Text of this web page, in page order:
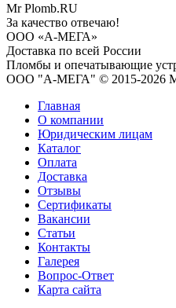
MrPlomb.RU
За качество отвечаю!
ООО «А-МЕГА»
Доставка по всей России
Пломбы и опечатывающие
ООО "А-МЕГА" © 2015-2026
Главная
О компании
Юридическим лицам
Каталог
Оплата
Доставка
Отзывы
Сертификаты
Вакансии
Статьи
Контакты
Галерея
Вопрос-Ответ
Карта сайта